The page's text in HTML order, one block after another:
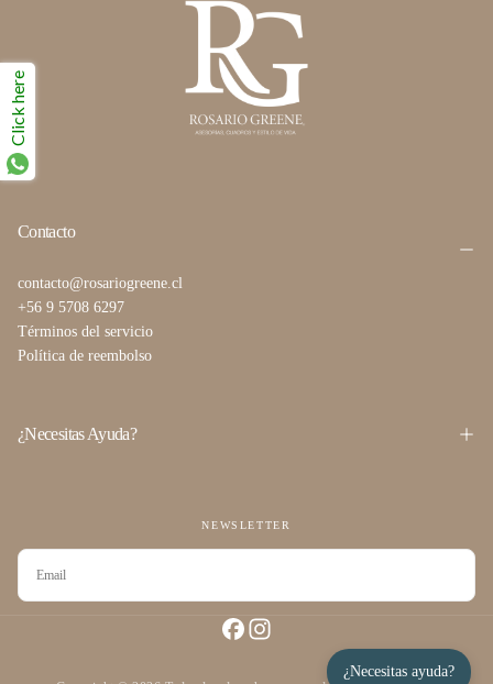
¿Necesitas ayuda?
Contacto
contacto@rosariogreene.cl
+56 9 5708 6297
Términos del servicio
Política de reembolso
¿Necesitas Ayuda?
NEWSLETTER
CORREO
ELECTRÓNICO
SUSCRIBIRSE
Click here